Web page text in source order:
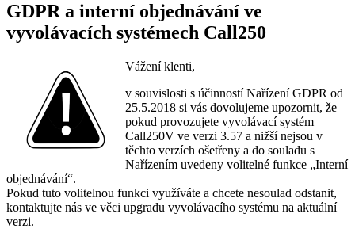
GDPR a interní objednávání ve
vyvolávacích systémech Call250
Vážení klenti,
v souvislosti s účinností Nařízení GDPR od
25.5.2018 si vás dovolujeme upozornit, že
pokud provozujete vyvolávací systém
Call250V ve verzi 3.57 a nižší nejsou v
těchto verzích ošetřeny a do souladu s
Nařízením uvedeny volitelné funkce „Interní
objednávání“.
Pokud tuto volitelnou funkci využíváte a chcete nesoulad odstanit,
kontaktujte nás ve věci upgradu vyvolávacího systému na aktuální
verzi.